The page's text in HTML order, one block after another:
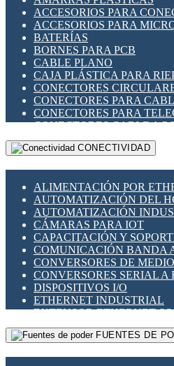
INDICADORES PARA
INTERFACES DE RELÉ
INTERRUPTORES FIN DE
LLAVES CONMUTADORAS
MEDIDORES DE ENERGÍA
MOTORES PASO A PASO
PANTALLAS HMI
PLC -CONTROLADORES
PROGRAMADORES DE
RELÉS DE PROTECCIÓN
SENSORES CAPACITIVOS
SENSORES INDUCTIVOS
TEMPORIZADORES
VARIACS
VARIADORES DE
SECCIONADORES -
MAQUINARIA
ACCESORIOS PARA
ACCESORIOS PARA
BATERÍAS
BORNES PARA PCB
CABLE PLANO
CAJA PLÁSTICA PARA
CONECTORES
CONECTORES PARA
CONECTORES PARA
CONECTORES CABLE A
CONECTORES PCB A
DIP SWITCHES
HERRAMIENTAS VARIAS
ILUMINACIÓN LED
INTERRUPTORES REED
INTERFACES DE RELÉ
OTROS RELÉS
PROTECCIÓN TÉRMICA
RELÉS AUTOMOTRICES
RELÉS DE SEÑAL
RELÉS DE ESTADO
RELÉS INDUSTRIALES
RELÉS MINIATURA DE
SENSORES MAGNÉTICOS
CONECTIVIDAD
ALIMENTACIÓN POR
AUTOMATIZACIÓN DEL
AUTOMATIZACIÓN
CÁMARAS PARA IOT
CAPACITACIÓN Y
COMUNICACIÓN BANDA
CONVERSORES DE
CONVERSORES SERIAL A
DISPOSITIVOS I/O
ETHERNET INDUSTRIAL
EXTENSOR ETHERNET
GATEWAY LORAWAN
GESTIÓN DE REDES
FUENTES DE